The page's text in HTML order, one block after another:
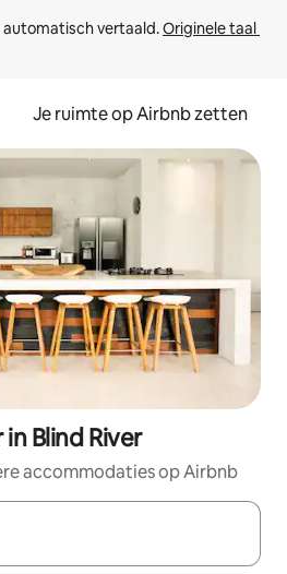
vertaald. Originele taal
Je ruimte op Airbnb zetten
Blind River
accommodaties op Airbnb
beschikbaar zijn, maak je een keuze